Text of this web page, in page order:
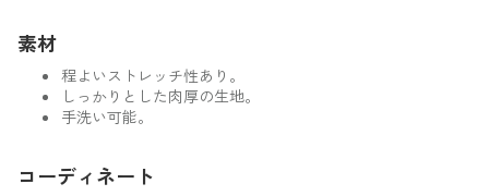
素材
程よいストレッチ性あり。
しっかりとした肉厚の生地。
手洗い可能。
コーディネート